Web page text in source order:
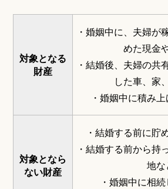
対象となる
財産
・婚姻中に、夫婦が
めた現金
・結婚後、夫婦の共
した車、家
・婚姻中に積み
対象となら
ない財産
・結婚する前に貯
・結婚する前から持
地
・婚姻中に相